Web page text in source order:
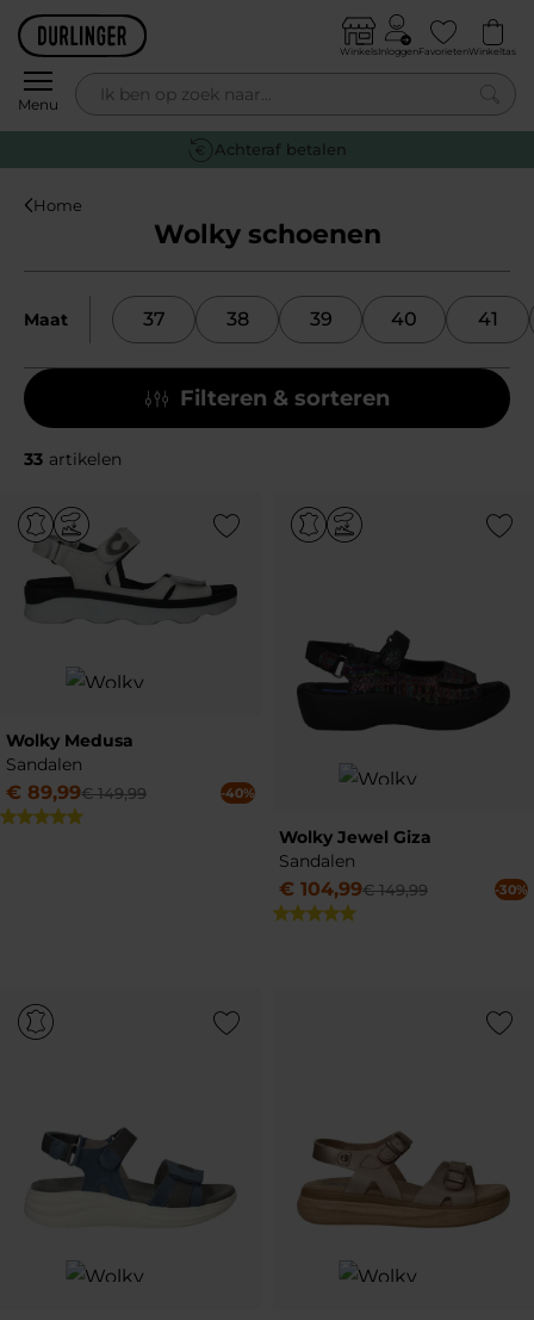
Skip to content
Menu
WinkelsInloggenFavorietenWinkeltas
0
Achteraf betalen
Home
Wolky schoenen
Maat 37 38 39 40 41
Filteren & sorteren
33 artikelen
Add to Wishlist
Wolky Medusa
Sandalen
€ 89,99€ 149,99 -40%
Add to
Wolky Jewel Giza
Sandalen
€ 104,99€ 149,99 -30%
Add to Wishlist Add to